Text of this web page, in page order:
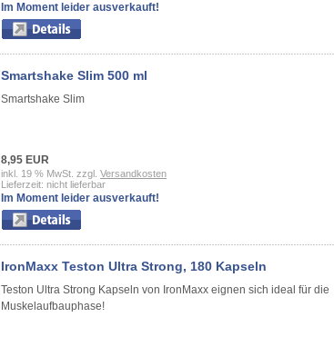
Im Moment leider ausverkauft!
Smartshake Slim 500 ml
Smartshake Slim
8,95 EUR
inkl. 19 % MwSt. zzgl. Versandkosten
Lieferzeit: nicht lieferbar
Im Moment leider ausverkauft!
IronMaxx Teston Ultra Strong, 180 Kapseln
Teston Ultra Strong Kapseln von IronMaxx eignen sich ideal für die
Muskelaufbauphase!